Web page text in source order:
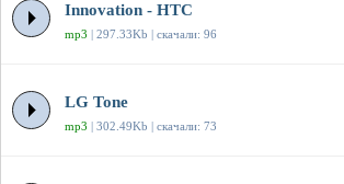
Innovation - HTC
mp3 | 297.33Kb | скачали: 96
LG Tone
mp3 | 302.49Kb | скачали: 73